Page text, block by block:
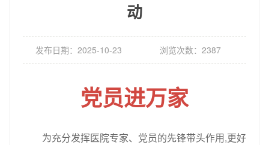
动
发布日期：2025-10-23 浏览次数：2387
党员进万家
为充分发挥医院专家、党员的先锋带头作用,更好